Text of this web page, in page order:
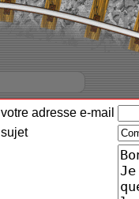
votre adresse e-mail
sujet